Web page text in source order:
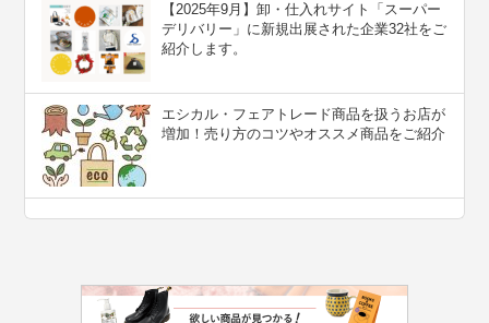
【2025年9月】卸・仕入れサイト「スーパー
デリバリー」に新規出展された企業32社をご
紹介します。
エシカル・フェアトレード商品を扱うお店が
増加！売り方のコツやオススメ商品をご紹介